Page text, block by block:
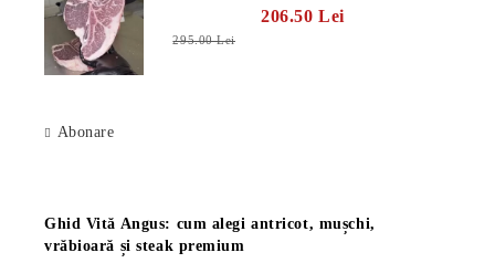
206.50 Lei
295.00 Lei
Abonare
Ghid Vită Angus: cum alegi antricot, mușchi,
vrăbioară și steak premium